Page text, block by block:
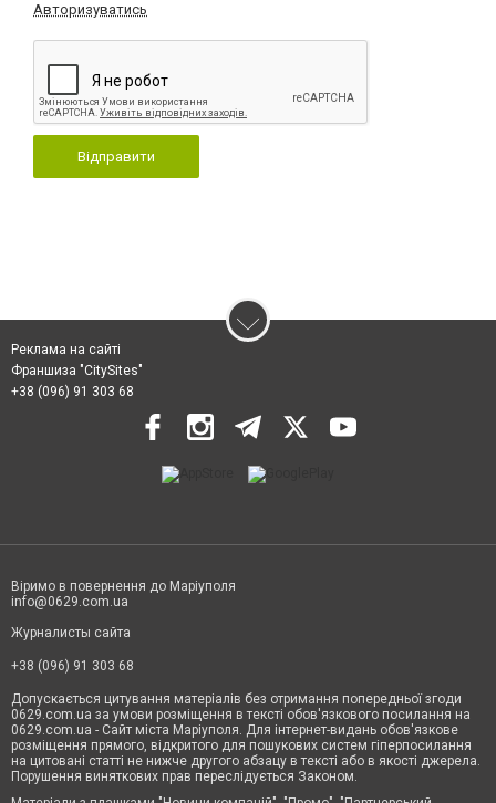
Авторизуватись
Відправити
Реклама на сайті
Франшиза "CitySites"
+38 (096) 91 303 68
Віримо в повернення до Маріуполя
info@0629.com.ua
Журналисты сайта
+38 (096) 91 303 68
Допускається цитування матеріалів без отримання попередньої згоди
0629.com.ua за умови розміщення в тексті обов'язкового посилання на
0629.com.ua - Сайт міста Маріуполя. Для інтернет-видань обов'язкове
розміщення прямого, відкритого для пошукових систем гіперпосилання
на цитовані статті не нижче другого абзацу в тексті або в якості джерела.
Порушення виняткових прав переслідується Законом.